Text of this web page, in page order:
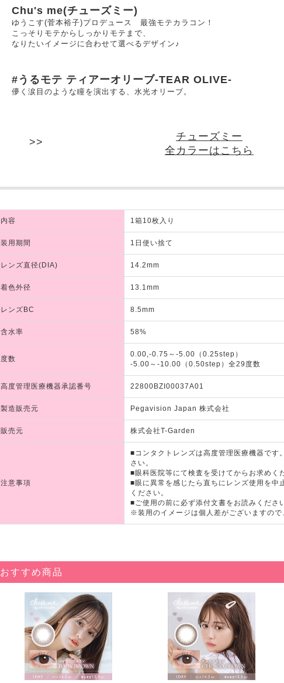
Chu's me(チューズミー)
ゆうこす(菅本裕子)プロデュース 最強モテカラコン！
こっそりモテからしっかりモテまで、
なりたいイメージに合わせて選べるデザイン♪
#うるモテ ティアーオリーブ-TEAR OLIVE-
儚く涙目のような瞳を演出する、水光オリーブ。
チューズミー
全カラーはこちら
内容 1箱10枚入り
装用期間 1日使い捨て
レンズ直径(DIA) 14.2mm
着色外径 13.1mm
レンズBC 8.5mm
含水率 58%
度数
0.00,-0.75～-5.00（0.25step）
-5.00～-10.00（0.50step）全29度数
高度管理医療機器承認番号 22800BZI00037A01
製造販売元 Pegavision Japan 株式会社
販売元 株式会社T-Garden
注意事項
■コンタクトレンズは高度管理医療機器です
さい。
■眼科医院等にて検査を受けてからお求めく
■眼に異常を感じたら直ちにレンズ使用を中
ください。
■ご使用の前に必ず添付文書をお読みくださ
※装用のイメージは個人差がございますので
おすすめ商品